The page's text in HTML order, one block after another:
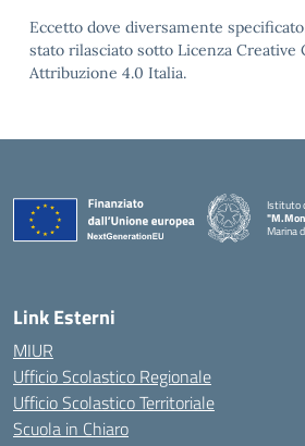
Eccetto dove diversamente
stato rilasciato sotto Licenza Creative
Attribuzione 4.0 Italia.
Istituto
Marina
Link Esterni
MIUR
Ufficio Scolastico Regionale
Ufficio Scolastico Territoriale
Scuola in Chiaro